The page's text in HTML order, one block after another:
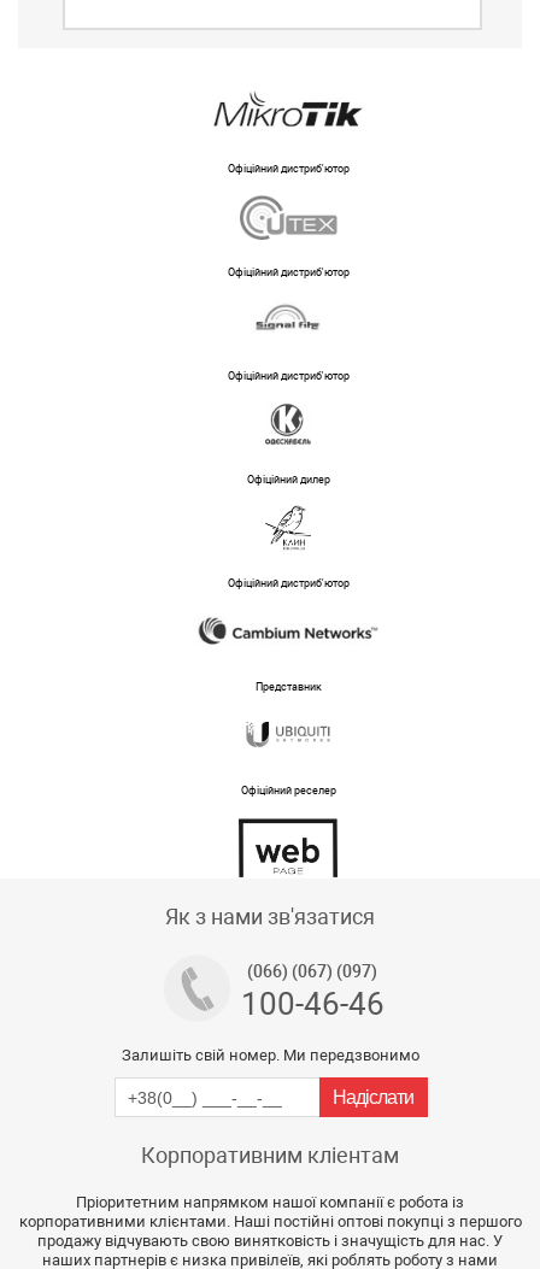
Офіційний дистриб'ютор
Офіційний дистриб'ютор
Офіційний дистриб'ютор
Офіційний дилер
Офіційний дистриб'ютор
Представник
Офіційний реселер
Як з нами зв'язатися
(066) (067) (097)
100-46-46
Залишіть свій номер. Ми передзвонимо
Корпоративним кліентам
Пріоритетним напрямком нашої компанії є робота із
корпоративними клієнтами. Наші постійні оптові покупці з першого
продажу відчувають свою винятковість і значущість для нас. У
наших партнерів є низка привілеїв, які роблять роботу з нами